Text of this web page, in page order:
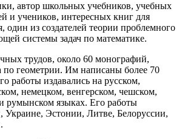
автор школьных учебников, учебных
и учеников, интересных книг для
один из создателей теории проблемного
системы задач по математике.
трудов, около 60 монографий,
по геометрии. Им написаны более 70
работы издавались на русском,
немецком, венгерском, чешском,
румынском языках. Его работы
Украине, Эстонии, Литве, Белоруссии,